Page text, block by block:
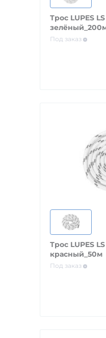
Трос LUPES
Под заказ
Трос LUPES
красный_50м
Под заказ